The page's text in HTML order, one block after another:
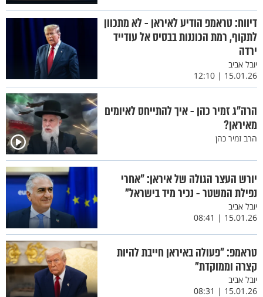
דיווח: טראמפ הודיע לאיראן - לא מתכוון
לתקוף, רמת הכוננות בבסיס אל עודייד
ירדה
יובל אביב
15.01.26 | 12:10
הרה"ג זמיר כהן - איך להתייחס לאיומים
מאיראן?
הרב זמיר כהן
יורש העצר הגולה של איראן: "אחרי
נפילת המשטר - נכיר מיד בישראל"
יובל אביב
15.01.26 | 08:41
טראמפ: ״פעולה באיראן חייבת להיות
קצרה וממוקדת״
יובל אביב
15.01.26 | 08:31